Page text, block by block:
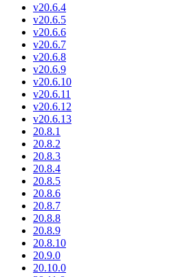
v20.6.4
v20.6.5
v20.6.6
v20.6.7
v20.6.8
v20.6.9
v20.6.10
v20.6.11
v20.6.12
v20.6.13
20.8.1
20.8.2
20.8.3
20.8.4
20.8.5
20.8.6
20.8.7
20.8.8
20.8.9
20.8.10
20.9.0
20.10.0